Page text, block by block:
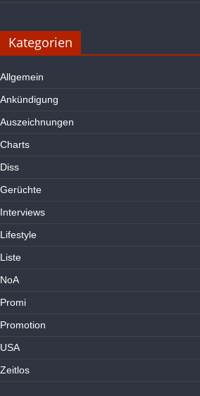
Kategorien
Allgemein
Ankündigung
Auszeichnungen
Charts
Diss
Gerüchte
Interviews
Lifestyle
Liste
NoA
Promi
Promotion
USA
Zeitlos